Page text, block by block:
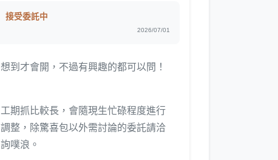
接受委託中
2026/07/01
想到才會開，不過有興趣的都可以問！
工期抓比較長，會隨現生忙碌程度進行
調整，除驚喜包以外需討論的委託請洽
詢噗浪。